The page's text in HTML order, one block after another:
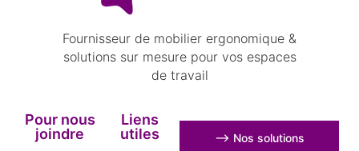
Fournisseur de mobilier ergonomique &
solutions sur mesure pour vos espaces
de travail
Pour nous
joindre
Liens
utiles
⟶ Nos solutions